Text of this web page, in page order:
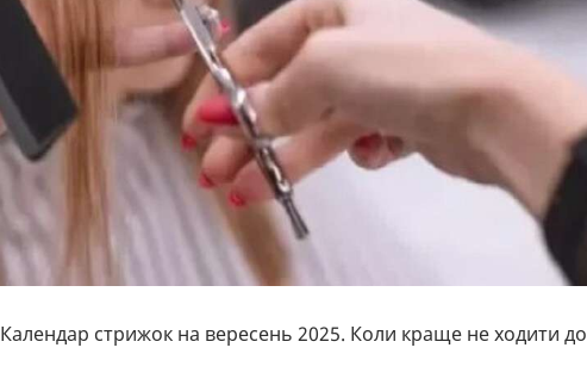
Календар стрижок на вересень 2025. Коли краще не ходити до